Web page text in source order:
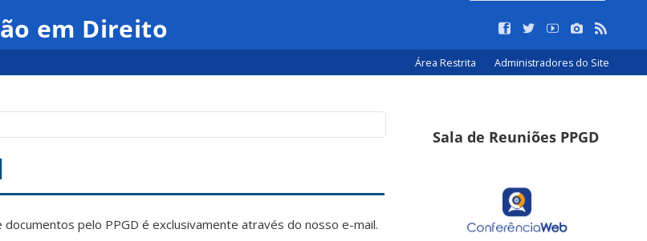
em Direito
Área Restrita Administradores do Site
pelo PPGD é exclusivamente através do nosso e-mail.
Sala de Reuniões PPGD